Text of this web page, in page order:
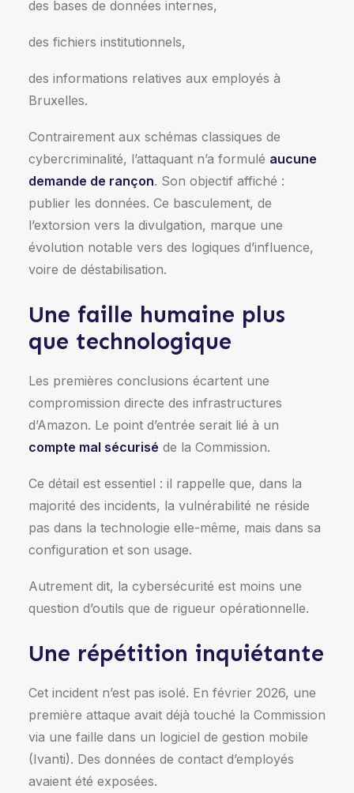
des bases de données internes,
des fichiers institutionnels,
des informations relatives aux employés à
Bruxelles.
Contrairement aux schémas classiques de
cybercriminalité, l’attaquant n’a formulé aucune
demande de rançon. Son objectif affiché :
publier les données. Ce basculement, de
l’extorsion vers la divulgation, marque une
évolution notable vers des logiques d’influence,
voire de déstabilisation.
Une faille humaine plus
que technologique
Les premières conclusions écartent une
compromission directe des infrastructures
d’Amazon. Le point d’entrée serait lié à un
compte mal sécurisé de la Commission.
Ce détail est essentiel : il rappelle que, dans la
majorité des incidents, la vulnérabilité ne réside
pas dans la technologie elle-même, mais dans sa
configuration et son usage.
Autrement dit, la cybersécurité est moins une
question d’outils que de rigueur opérationnelle.
Une répétition inquiétante
Cet incident n’est pas isolé. En février 2026, une
première attaque avait déjà touché la Commission
via une faille dans un logiciel de gestion mobile
(Ivanti). Des données de contact d’employés
avaient été exposées.